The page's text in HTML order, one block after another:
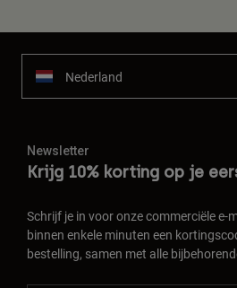
Nederland
Newsletter
Krijg 10% korting op je
Schrijf je in voor onze commerciële e-
binnen enkele minuten een
bestelling, samen met alle